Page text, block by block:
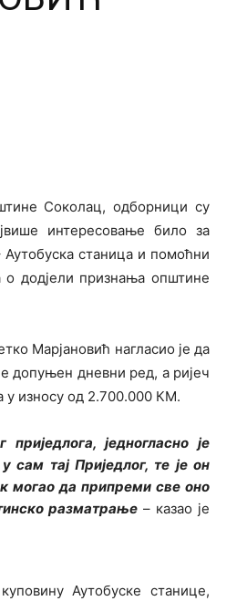
Соколац, одборници су
интересовање било за
станица и помоћни
о додјели признања општине
Марјановић нагласио је да
допуњен дневни ред, а ријеч
у износу од 2.700.000 КМ.
једногласно је
сам тај Приједлог, те је он
могао да припреми све оно
разматрање – казао је
Аутобуске станице,